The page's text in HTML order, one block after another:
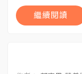
繼續閱讀